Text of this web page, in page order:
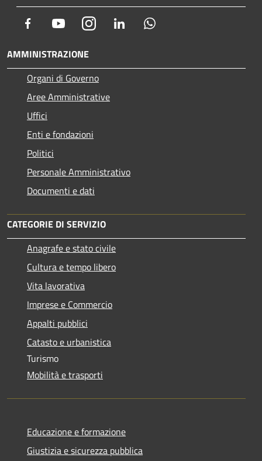
Facebook YoutubeInstagram LinkedIn
AMMINISTRAZIONE
Organi di Governo
Aree Amministrative
Uffici
Enti e fondazioni
Politici
Personale Amministrativo
Documenti e dati
CATEGORIE DI SERVIZIO
Anagrafe e stato civile
Cultura e tempo libero
Vita lavorativa
Imprese e Commercio
Appalti pubblici
Catasto e urbanistica
Turismo
Mobilità e trasporti
Educazione e formazione
Giustizia e sicurezza pubblica